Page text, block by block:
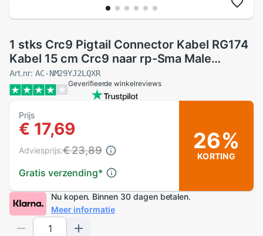
1 stks Crc9 Pigtail Connector Kabel RG174
Kabel 15 cm Crc9 naar rp-Sma Male
Adapter Voor Huawei 3G 4G Modem
Art.nr: AC-NM29YJ2LQXR
Geverifieerde winkelreviews
Prijs
€ 17,69
Gratis verzending*
Adviesprijs:€ 23,89 26%
KORTING
Nu kopen. Binnen 30 dagen betalen.
Meer informatie